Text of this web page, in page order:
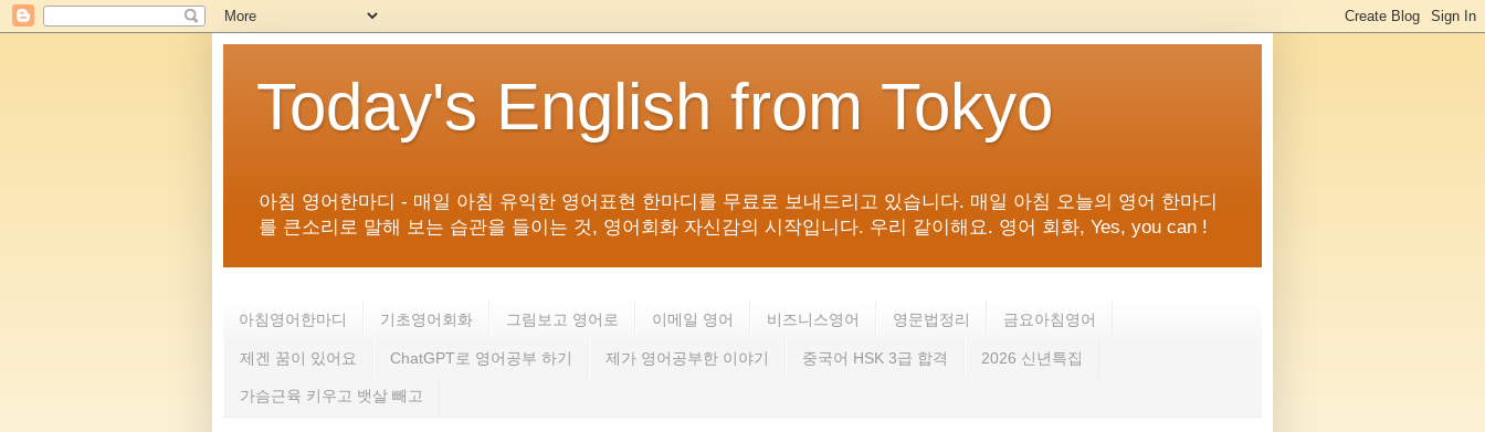
Today's English from Tokyo
아침 영어한마디 - 매일 아침 유익한 영어표현 한마디를 무료로 보내드리고 있습니다. 매일 아침 오늘의 영어 한마디
를 큰소리로 말해 보는 습관을 들이는 것, 영어회화 자신감의 시작입니다. 우리 같이해요. 영어 회화, Yes, you can !
아침영어한마디 기초영어회화 그림보고 영어로 이메일 영어 비즈니스영어 영문법정리 금요아침영어
제겐 꿈이 있어요 ChatGPT로 영어공부 하기 제가 영어공부한 이야기 중국어 HSK 3급 합격 2026 신년특집
가슴근육 키우고 뱃살 빼고